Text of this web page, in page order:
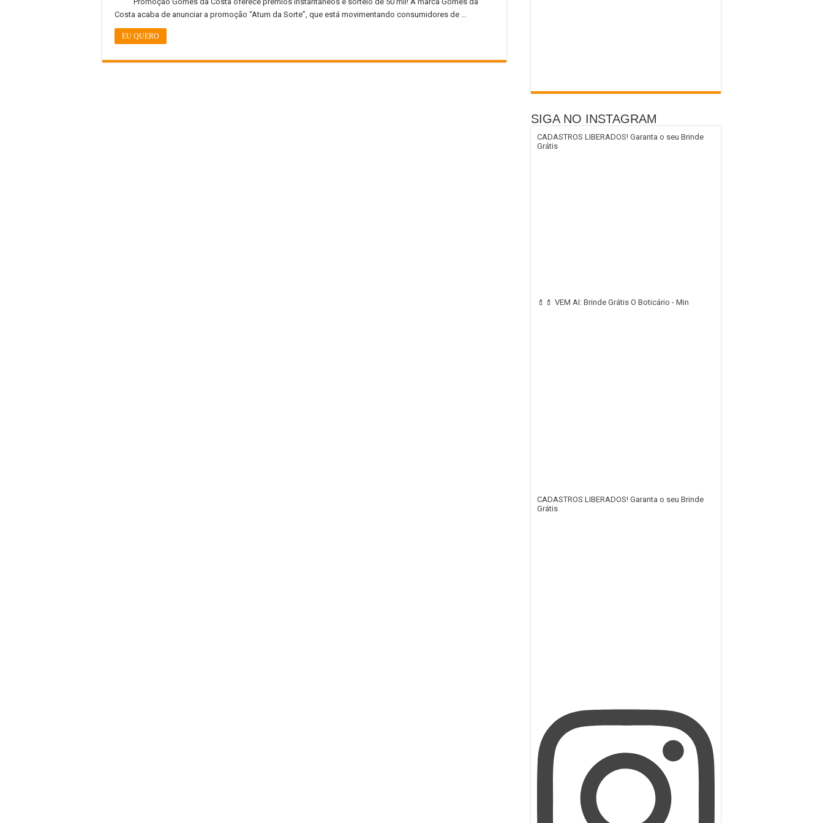
Costa acaba de anunciar a promoção “Atum da Sorte”, que está movimentando consumidores de …
EU QUERO
SIGA NO INSTAGRAM
CADASTROS LIBERADOS! Garanta o seu Brinde
Grátis
💄💄 VEM AI: Brinde Grátis O Boticário - Min
CADASTROS LIBERADOS! Garanta o seu Brinde
Grátis